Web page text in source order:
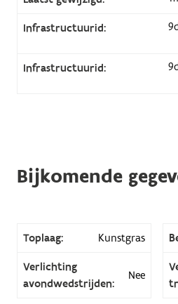
Infrastructuurid:
Infrastructuurid:
Bijkomende
Toplaag: Kunstgras
Verlichting
avondwedstrijden:
Nee